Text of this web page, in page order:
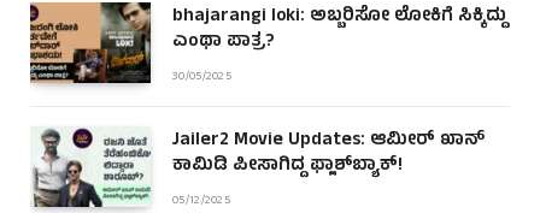
bhajarangi loki: ಅಬ್ಬರಿಸೋ ಲೋಕಿಗೆ ಸಿಕ್ಕಿದ್ದು
ಎಂಥಾ ಪಾತ್ರ?
30/05/2025
Jailer2 Movie Updates: ಆಮೀರ್ ಖಾನ್
ಕಾಮಿಡಿ ಪೀಸಾಗಿದ್ದ ಫ್ಲಾಶ್‌ಬ್ಯಾಕ್!
05/12/2025